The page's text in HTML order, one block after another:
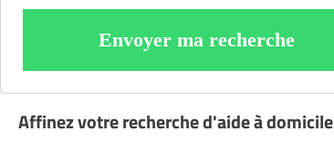
Envoyer ma recherche
Affinez votre recherche d'aide à domicile